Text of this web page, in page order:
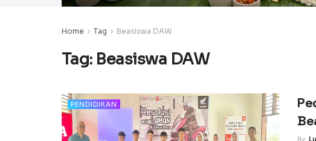
Home Tag Beasiswa DAW
Tag: Beasiswa DAW
PENDIDIKAN
By